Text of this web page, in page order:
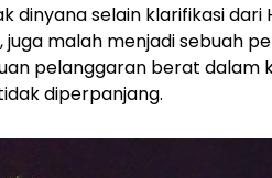
dinyana selain klarifikasi dari
juga malah menjadi sebuah
pelanggaran berat dalam
diperpanjang.